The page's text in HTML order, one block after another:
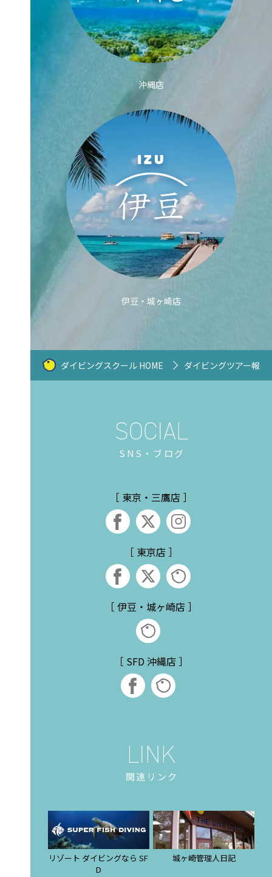
沖縄店
伊豆・城ヶ崎店
ダイビングスクール HOME ダイビングツアー報告
SNS・ブログ
［ 東京・三鷹店 ］
［ 東京店 ］
［ 伊豆・城ヶ崎店 ］
［ SFD 沖縄店 ］
関連リンク
リゾート ダイビングなら SF
D
城ヶ崎管理人日記